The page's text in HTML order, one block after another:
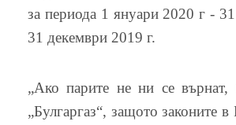
за периода 1 януари 2020 г -
31 декември 2019 г.
„Ако парите не ни се
„Булгаргаз“, защото законите